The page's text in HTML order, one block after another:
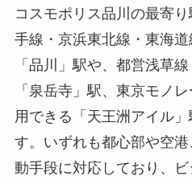
コスモポリス品川の最寄
手線・京浜東北線・東海
「品川」駅や、都営浅草
「泉岳寺」駅、東京モノ
用できる「天王洲アイル
す。いずれも都心部や空
動手段に対応しており、